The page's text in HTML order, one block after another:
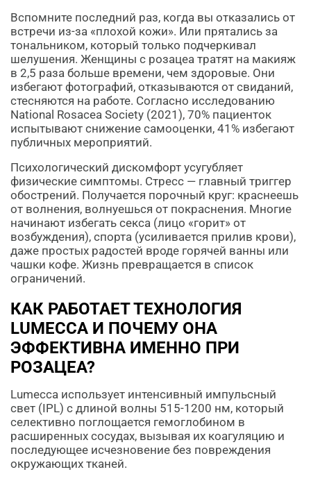
Вспомните последний раз, когда вы отказались от
встречи из-за «плохой кожи». Или прятались за
тональником, который только подчеркивал
шелушения. Женщины с розацеа тратят на макияж
в 2,5 раза больше времени, чем здоровые. Они
избегают фотографий, отказываются от свиданий,
стесняются на работе. Согласно исследованию
National Rosacea Society (2021), 70% пациенток
испытывают снижение самооценки, 41% избегают
публичных мероприятий.
Психологический дискомфорт усугубляет
физические симптомы. Стресс — главный триггер
обострений. Получается порочный круг: краснеешь
от волнения, волнуешься от покраснения. Многие
начинают избегать секса (лицо «горит» от
возбуждения), спорта (усиливается прилив крови),
даже простых радостей вроде горячей ванны или
чашки кофе. Жизнь превращается в список
ограничений.
КАК РАБОТАЕТ ТЕХНОЛОГИЯ
LUMECCA И ПОЧЕМУ ОНА
ЭФФЕКТИВНА ИМЕННО ПРИ
РОЗАЦЕА?
Lumecca использует интенсивный импульсный
свет (IPL) с длиной волны 515-1200 нм, который
селективно поглощается гемоглобином в
расширенных сосудах, вызывая их коагуляцию и
последующее исчезновение без повреждения
окружающих тканей.